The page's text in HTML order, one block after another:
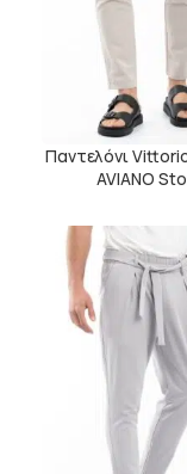
Παντελόνι
AVIANO